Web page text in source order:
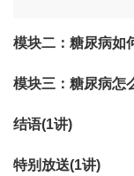
模块二：糖尿病如
本模块共四讲内容。
药，全面讲述了当前
模块三：糖尿病怎
本模块共两讲内容。
诊后如何控制和缓
结语(1讲)
本模块共一讲内容。
特别放送(1讲)